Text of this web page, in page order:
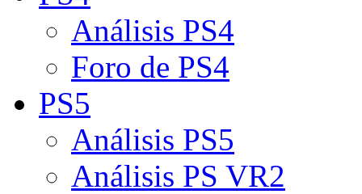
Análisis PS4
Foro de PS4
PS5
Análisis PS5
Análisis PS VR2